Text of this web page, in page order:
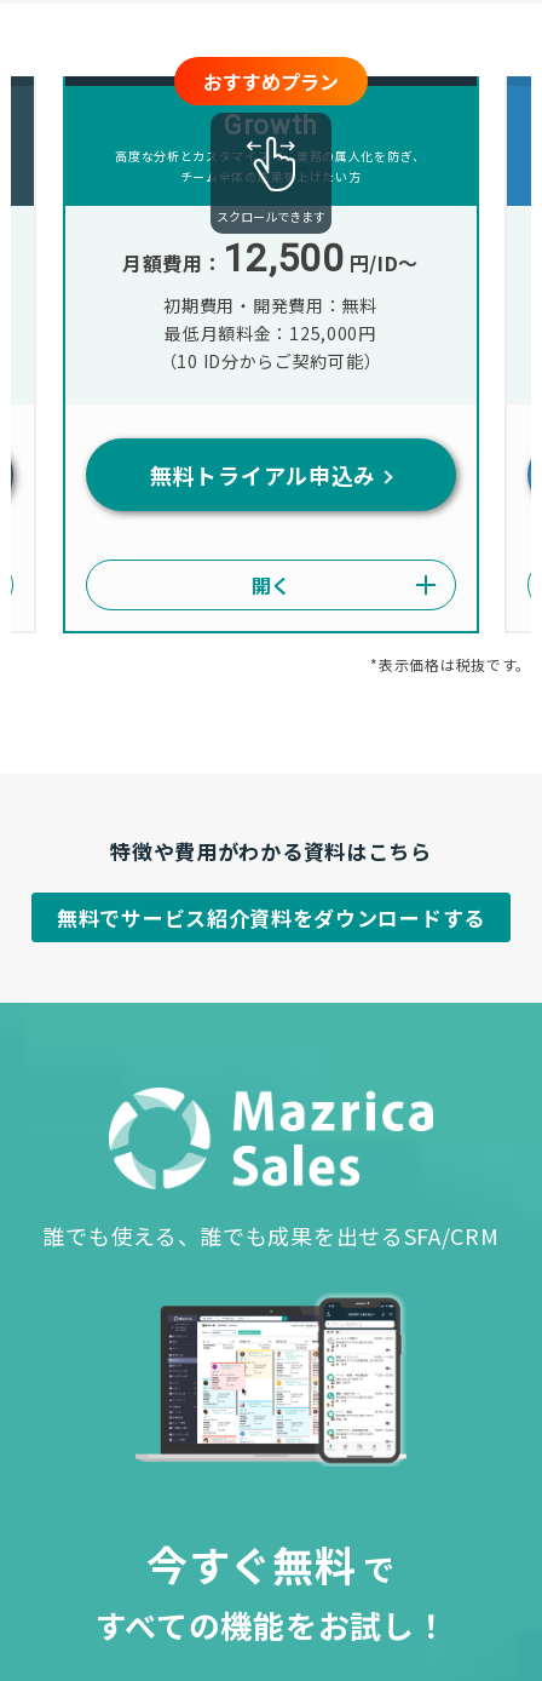
おすすめプラン
Growth
高度な分析とカスタマイズで、業務の属人化を防ぎ、
チーム全体の成果を上げたい方
月額費用： 12,500 円/ID〜
初期費用・開発費用：無料
最低月額料金：125,000円
（10 ID分からご契約可能）
無料トライアル申込み
*表示価格は税抜です。
特徴や費用がわかる資料はこちら
無料でサービス紹介資料をダウンロードする
誰でも使える、誰でも成果を出せるSFA/CRM
今すぐ無料 で
すべての機能をお試し！